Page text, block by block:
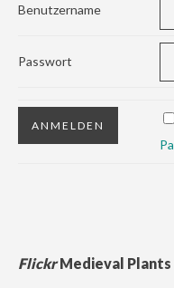
Benutzername
Passwort
FlickrMedieval Plants